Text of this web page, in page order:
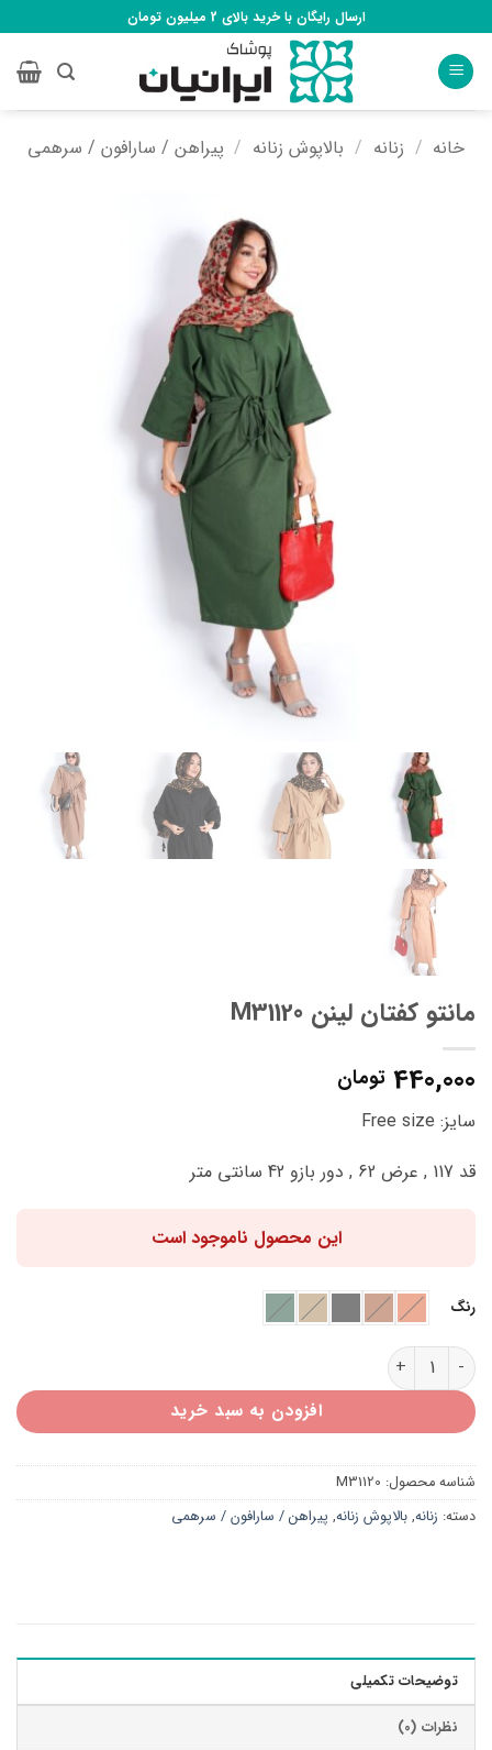
to
content
ارسال رایگان با خرید بالای 2 میلیون تومان
خانه / زنانه / بالاپوش زنانه / پیراهن / سارافون / سرهمی
مانتو کفتان لینن M31120
440,000 تومان
سایز: Free size
قد 117 , عرض 62 , دور بازو 42 سانتی متر
این محصول ناموجود است
رنگ
مانتو کفتان لینن M31120 عدد
افزودن به سبد خرید
شناسه محصول: M31120
دسته: زنانه, بالاپوش زنانه, پیراهن / سارافون / سرهمی
توضیحات تکمیلی
نظرات (0)